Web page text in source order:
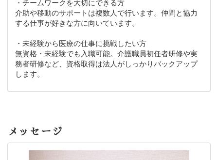
・チームワークを大切にできる方
介助や移動のサポートは複数人で行います。仲間と協力
する仕事が好きな方に向いています。
・未経験から医療の仕事に挑戦したい方
無資格・未経験でも入職可能。介護職員初任者研修や実
務者研修など、資格取得は法人がしっかりバックアップ
します。
メッセージ